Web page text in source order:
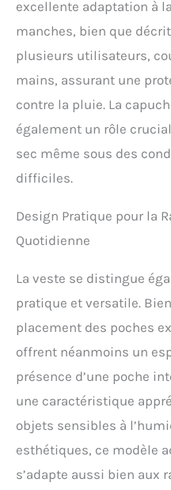
excellente adaptation à
manches, bien que
plusieurs utilisateurs,
mains, assurant une
contre la pluie. La
également un rôle
sec même sous des
difficiles.
Design Pratique pour la
Quotidienne
La veste se distingue
pratique et versatile.
placement des poches
offrent néanmoins un
présence d’une poche
une caractéristique
objets sensibles à
esthétiques, ce modèle
s’adapte aussi bien aux